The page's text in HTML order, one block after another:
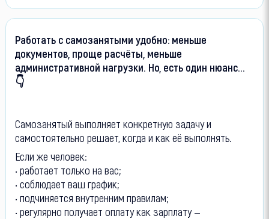
Работать с самозанятыми удобно: меньше
документов, проще расчёты, меньше
административной нагрузки. Но, есть один нюанс...
👇
Самозанятый выполняет конкретную задачу и
самостоятельно решает, когда и как её выполнять.
Если же человек:
• работает только на вас;
• соблюдает ваш график;
• подчиняется внутренним правилам;
• регулярно получает оплату как зарплату —